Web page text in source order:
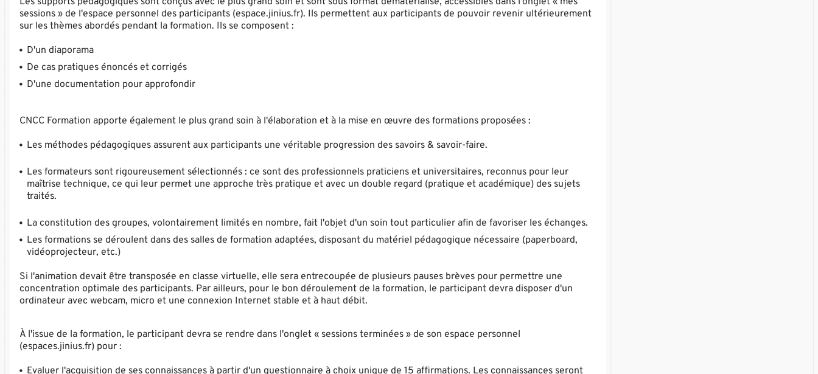
sessions » de l'espace personnel des participants (espace.jinius.fr). Ils permettent aux participants de pouvoir revenir ultérieurement
sur les thèmes abordés pendant la formation. Ils se composent :
D'un diaporama
De cas pratiques énoncés et corrigés
D'une documentation pour approfondir
CNCC Formation apporte également le plus grand soin à l'élaboration et à la mise en œuvre des formations proposées :
Les méthodes pédagogiques assurent aux participants une véritable progression des savoirs & savoir-faire.
Les formateurs sont rigoureusement sélectionnés : ce sont des professionnels praticiens et universitaires, reconnus pour leur
maîtrise technique, ce qui leur permet une approche très pratique et avec un double regard (pratique et académique) des sujets
traités.
La constitution des groupes, volontairement limités en nombre, fait l'objet d'un soin tout particulier afin de favoriser les échanges.
Les formations se déroulent dans des salles de formation adaptées, disposant du matériel pédagogique nécessaire (paperboard,
vidéoprojecteur, etc.)
Si l'animation devait être transposée en classe virtuelle, elle sera entrecoupée de plusieurs pauses brèves pour permettre une
concentration optimale des participants. Par ailleurs, pour le bon déroulement de la formation, le participant devra disposer d'un
ordinateur avec webcam, micro et une connexion Internet stable et à haut débit.
À l'issue de la formation, le participant devra se rendre dans l'onglet « sessions terminées » de son espace personnel
(espaces.jinius.fr) pour :
Evaluer l'acquisition de ses connaissances à partir d'un questionnaire à choix unique de 15 affirmations. Les connaissances seront